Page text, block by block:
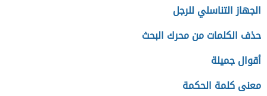
الجهاز التناسلي للرجل
حذف الكلمات من محرك البحث
أقوال جميلة
معنى كلمة الحكمة